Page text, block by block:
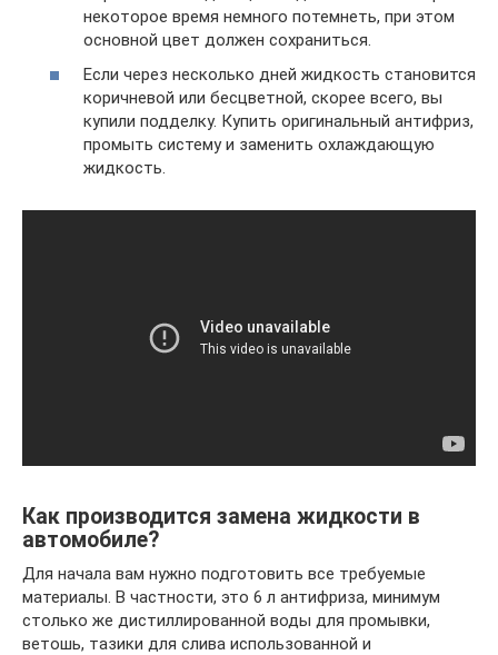
некоторое время немного потемнеть, при этом
основной цвет должен сохраниться.
Если через несколько дней жидкость становится
коричневой или бесцветной, скорее всего, вы
купили подделку. Купить оригинальный антифриз,
промыть систему и заменить охлаждающую
жидкость.
Как производится замена жидкости в
автомобиле?
Для начала вам нужно подготовить все требуемые
материалы. В частности, это 6 л антифриза, минимум
столько же дистиллированной воды для промывки,
ветошь, тазики для слива использованной и